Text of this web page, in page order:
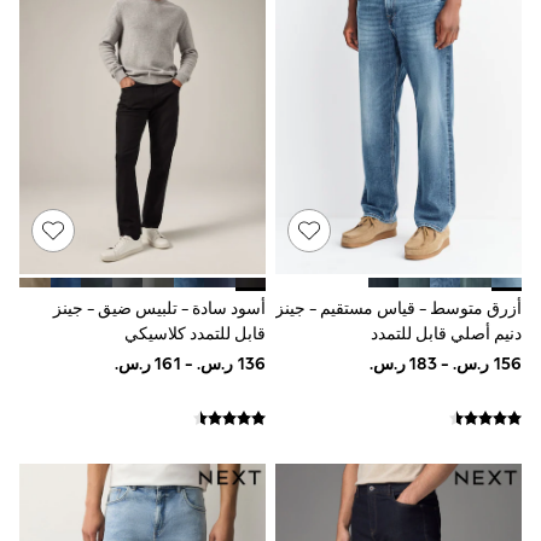
adidas
Nike
Shop All
Shoes
Coats & Jackets
Bags & Accessories
Shirts
Polo Shirts
Shop all
Shoes
Coats & Jackets
Bags
Polo Shirts
Blue
Black
White
Grey
adidas
Nike
Clarks
أزرق متوسط - قياس مستقيم - جينز
دنيم أصلي قابل للتمدد
أسود سادة - تلبيس ضيق - جينز
قابل للتمدد كلاسيكي